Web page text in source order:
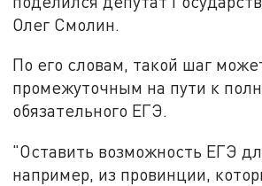
Олег Смолин.
По его словам, такой шаг
промежуточным на пути к
обязательного ЕГЭ.
"Оставить возможность ЕГЭ
например, из провинции,